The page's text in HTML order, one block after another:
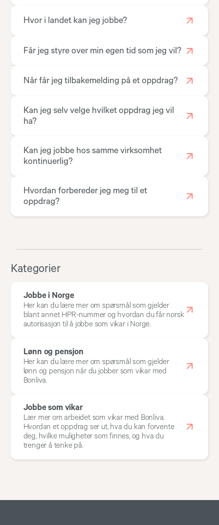
Hvor i landet kan jeg jobbe?
Får jeg styre over min egen tid som jeg vil?
Når får jeg tilbakemelding på et oppdrag?
Kan jeg selv velge hvilket oppdrag jeg vil
ha?
Kan jeg jobbe hos samme virksomhet
kontinuerlig?
Hvordan forbereder jeg meg til et
oppdrag?
Kategorier
Jobbe i Norge
Her kan du lære mer om spørsmål som gjelder
blant annet HPR-nummer og hvordan du får norsk
autorisasjon til å jobbe som vikar i Norge.
Lønn og pensjon
Her kan du lære mer om spørsmål som gjelder
lønn og pensjon når du jobber som vikar med
Bonliva.
Jobbe som vikar
Lær mer om arbeidet som vikar med Bonliva.
Hvordan et oppdrag ser ut, hva du kan forvente
deg, hvilke muligheter som finnes, og hva du
trenger å tenke på.